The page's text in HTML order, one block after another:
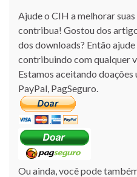
Ajude o CIH a melhorar
contribua! Gostou dos
dos downloads? Então ajude
contribuindo com qualquer
Estamos aceitando doações
PayPal, PagSeguro.
Ou ainda, você pode